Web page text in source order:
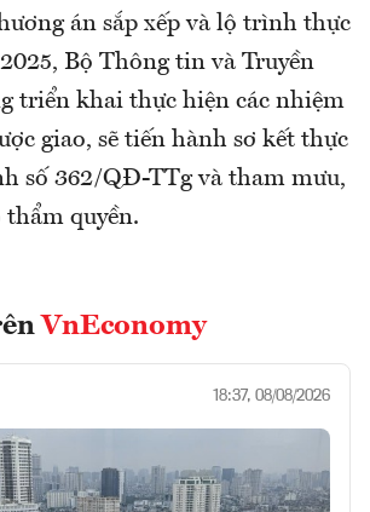
án sắp xếp và lộ trình thực
Bộ Thông tin và Truyền
triển khai thực hiện các nhiệm
giao, sẽ tiến hành sơ kết thực
số 362/QĐ-TTg và tham mưu,
thẩm quyền.
VnEconomy
18:37, 08/08/2026